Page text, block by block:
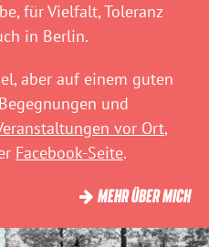
für Vielfalt, Toleranz
in Berlin.
aber auf einem guten
und
vor Ort,
Facebook-Seite.
MEHR ÜBER MICH